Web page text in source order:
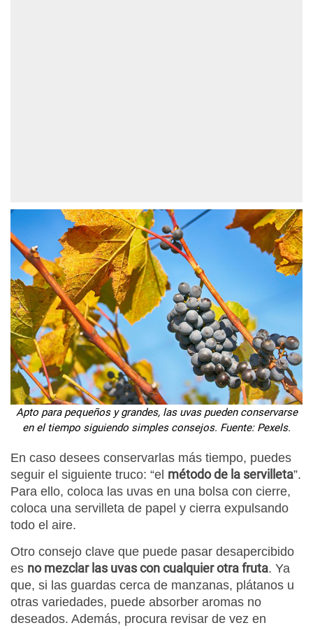
Apto para pequeños y grandes, las uvas pueden conservarse
en el tiempo siguiendo simples consejos. Fuente: Pexels.
En caso desees conservarlas más tiempo, puedes
seguir el siguiente truco: “el método de la servilleta”.
Para ello, coloca las uvas en una bolsa con cierre,
coloca una servilleta de papel y cierra expulsando
todo el aire.
Otro consejo clave que puede pasar desapercibido
es no mezclar las uvas con cualquier otra fruta. Ya
que, si las guardas cerca de manzanas, plátanos u
otras variedades, puede absorber aromas no
deseados. Además, procura revisar de vez en